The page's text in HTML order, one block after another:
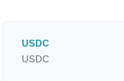
USDC
USDC